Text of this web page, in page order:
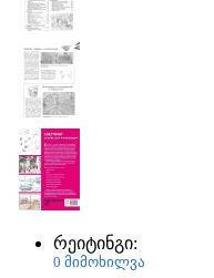
რეიტინგი:
0 მიმოხილვა